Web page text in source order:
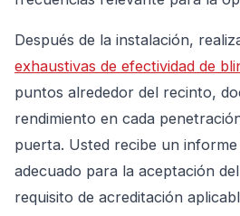
Después de la instalación,
exhaustivas de efectividad de
puntos alrededor del recinto,
rendimiento en cada
puerta. Usted recibe un
adecuado para la aceptación
requisito de acreditación